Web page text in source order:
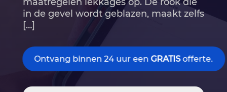
in de gevel wordt geblazen, maakt zelfs
[…]
Ontvang binnen 24 uur eenGRATISofferte.